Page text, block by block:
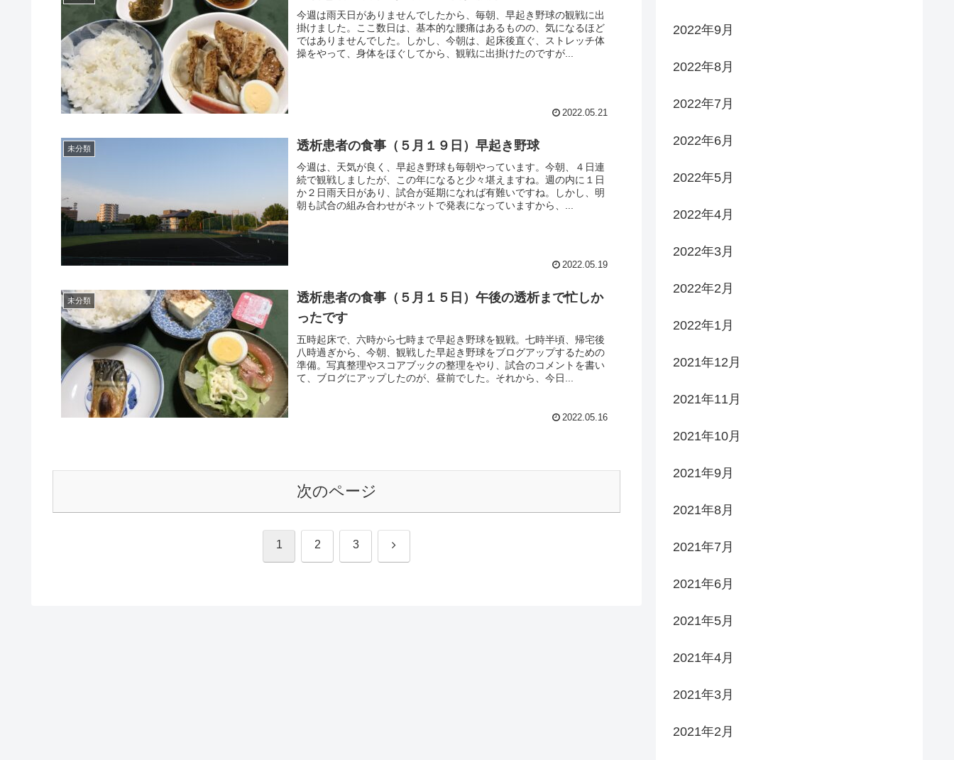
今週は雨天日がありませんでしたから、毎朝、早起き野球の観戦に出
掛けました。ここ数日は、基本的な腰痛はあるものの、気になるほど
ではありませんでした。しかし、今朝は、起床後直ぐ、ストレッチ体
操をやって、身体をほぐしてから、観戦に出掛けたのですが...
2022.05.21
未分類 透析患者の食事（５月１９日）早起き野球
今週は、天気が良く、早起き野球も毎朝やっています。今朝、４日連
続で観戦しましたが、この年になると少々堪えますね。週の内に１日
か２日雨天日があり、試合が延期になれば有難いですね。しかし、明
朝も試合の組み合わせがネットで発表になっていますから、...
2022.05.19
未分類
透析患者の食事（５月１５日）午後の透析まで忙しか
ったです
五時起床で、六時から七時まで早起き野球を観戦。七時半頃、帰宅後
八時過ぎから、今朝、観戦した早起き野球をブログアップするための
準備。写真整理やスコアブックの整理をやり、試合のコメントを書い
て、ブログにアップしたのが、昼前でした。それから、今日...
2022.05.16
次のページ
1 2 3 次
2022年9月
2022年8月
2022年7月
2022年6月
2022年5月
2022年4月
2022年3月
2022年2月
2022年1月
2021年12月
2021年11月
2021年10月
2021年9月
2021年8月
2021年7月
2021年6月
2021年5月
2021年4月
2021年3月
2021年2月